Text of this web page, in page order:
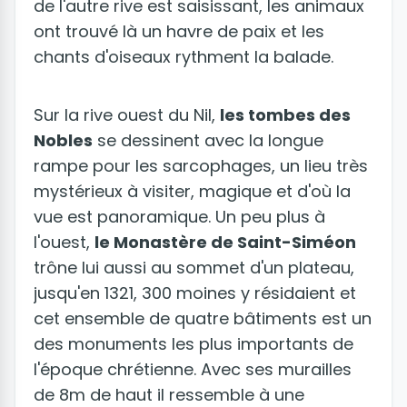
de l'autre rive est saisissant, les animaux
ont trouvé là un havre de paix et les
chants d'oiseaux rythment la balade.
Sur la rive ouest du Nil, les tombes des
Nobles se dessinent avec la longue
rampe pour les sarcophages, un lieu très
mystérieux à visiter, magique et d'où la
vue est panoramique. Un peu plus à
l'ouest, le Monastère de Saint-Siméon
trône lui aussi au sommet d'un plateau,
jusqu'en 1321, 300 moines y résidaient et
cet ensemble de quatre bâtiments est un
des monuments les plus importants de
l'époque chrétienne. Avec ses murailles
de 8m de haut il ressemble à une